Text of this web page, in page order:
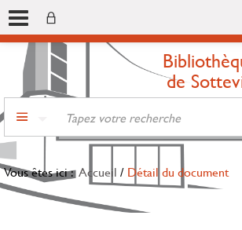
de
Vous êtes ici : Accueil / Détail du document